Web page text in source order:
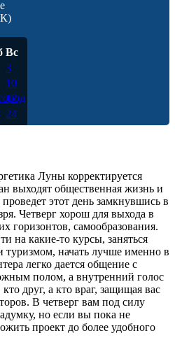
Вс
3
10
17
24
Луны корректируется
выходят общественная жизнь и
этот день замкнувшись в
Четверг хорош для выхода в
горизонтов, самообразования.
на какие-то курсы, заняться
начать лучше именно в
легко дается общение с
полом, а внутренний голос
друг, а кто враг, защищая вас
В четверг вам под силу
но если вы пока не
проект до более удобного